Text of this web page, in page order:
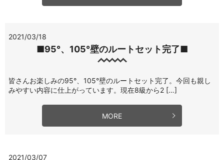
2021/03/18
■95°、105°壁のルートセット完了■
皆さんお楽しみの95°、105°壁のルートセット完了。今回も親し
みやすい内容に仕上がっています。現在8級から2 […]
MORE
2021/03/07